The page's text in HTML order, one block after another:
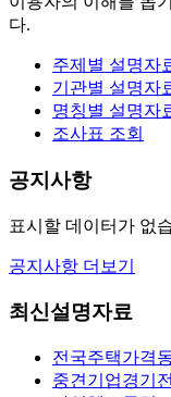
다.
주제별 설명자
기관별 설명자
명칭별 설명자
조사표 조회
공지사항
표시할 데이터가 없
공지사항 더보기
최신설명자료
전국주택가격
중견기업경기